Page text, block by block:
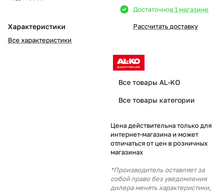
Характеристики
Все характеристики
Достаточнов 1 магазине
Рассчитать доставку
Все товары AL-KO
Все товары категории
Цена действительна только для
интернет-магазина и может
отличаться от цен в розничных
магазинах
*Производитель оставляет за
собой право без уведомления
дилера менять характеристики,
% картой любого банка
% будут
с вашей карты